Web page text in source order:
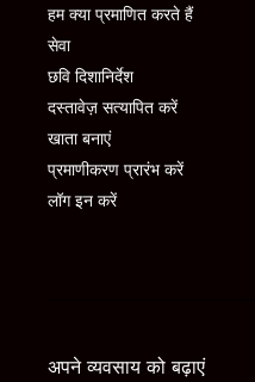
हम क्या प्रमाणित करते हैं
सेवा
छवि दिशानिर्देश
दस्तावेज़ सत्यापित करें
खाता बनाएं
प्रमाणीकरण प्रारंभ करें
लॉग इन करें
अपने व्यवसाय को बढ़ाएं